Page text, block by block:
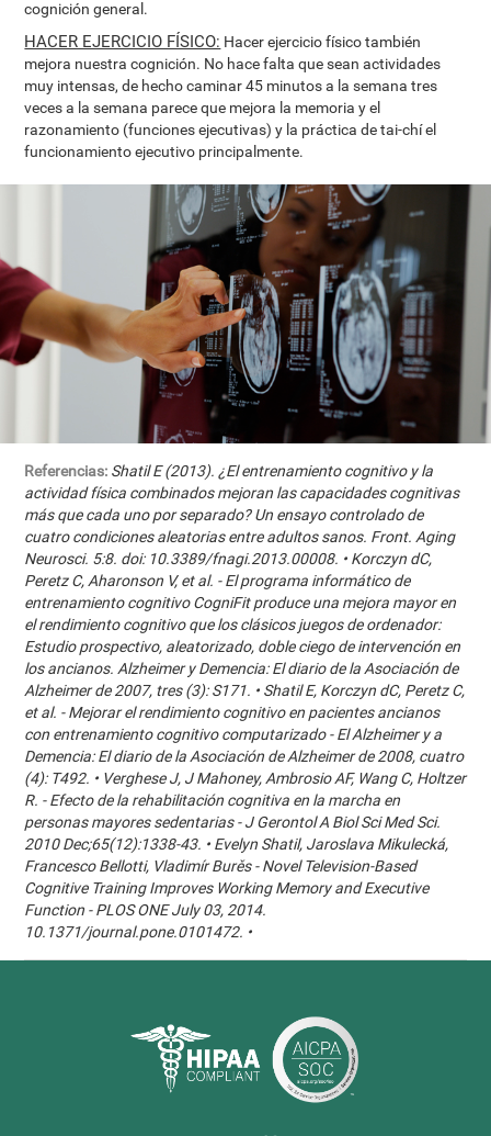
cognición general.
HACER EJERCICIO FÍSICO: Hacer ejercicio físico también
mejora nuestra cognición. No hace falta que sean actividades
muy intensas, de hecho caminar 45 minutos a la semana tres
veces a la semana parece que mejora la memoria y el
razonamiento (funciones ejecutivas) y la práctica de tai-chí el
funcionamiento ejecutivo principalmente.
Referencias: Shatil E (2013). ¿El entrenamiento cognitivo y la
actividad física combinados mejoran las capacidades cognitivas
más que cada uno por separado? Un ensayo controlado de
cuatro condiciones aleatorias entre adultos sanos. Front. Aging
Neurosci. 5:8. doi: 10.3389/fnagi.2013.00008. • Korczyn dC,
Peretz C, Aharonson V, et al. - El programa informático de
entrenamiento cognitivo CogniFit produce una mejora mayor en
el rendimiento cognitivo que los clásicos juegos de ordenador:
Estudio prospectivo, aleatorizado, doble ciego de intervención en
los ancianos. Alzheimer y Demencia: El diario de la Asociación de
Alzheimer de 2007, tres (3): S171. • Shatil E, Korczyn dC, Peretz C,
et al. - Mejorar el rendimiento cognitivo en pacientes ancianos
con entrenamiento cognitivo computarizado - El Alzheimer y a
Demencia: El diario de la Asociación de Alzheimer de 2008, cuatro
(4): T492. • Verghese J, J Mahoney, Ambrosio AF, Wang C, Holtzer
R. - Efecto de la rehabilitación cognitiva en la marcha en
personas mayores sedentarias - J Gerontol A Biol Sci Med Sci.
2010 Dec;65(12):1338-43. • Evelyn Shatil, Jaroslava Mikulecká,
Francesco Bellotti, Vladimír Burěs - Novel Television-Based
Cognitive Training Improves Working Memory and Executive
Function - PLOS ONE July 03, 2014.
10.1371/journal.pone.0101472. •